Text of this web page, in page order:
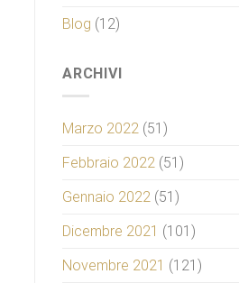
Blog (12)
ARCHIVI
Marzo 2022 (51)
Febbraio 2022 (51)
Gennaio 2022 (51)
Dicembre 2021 (101)
Novembre 2021 (121)